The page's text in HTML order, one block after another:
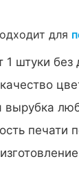
для
1 штуки без
вырубка
печати